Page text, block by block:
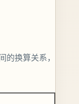
的换算关系，